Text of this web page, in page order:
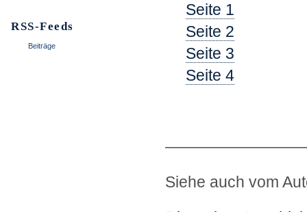
RSS-Feeds
Beiträge
Seite 1
Seite 2
Seite 3
Seite 4
Siehe auch vom